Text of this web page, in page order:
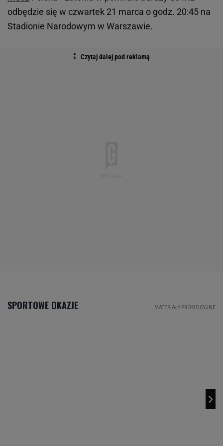
odbędzie się w czwartek 21 marca o godz. 20:45 na
Stadionie Narodowym w Warszawie.